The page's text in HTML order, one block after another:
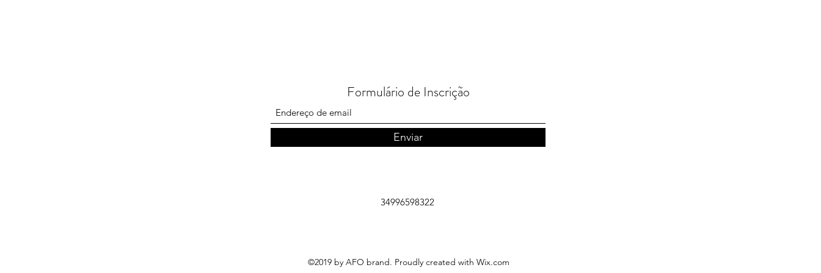
Formulário de Inscrição
Enviar
34996598322
©2019 by AFO brand. Proudly created with Wix.com